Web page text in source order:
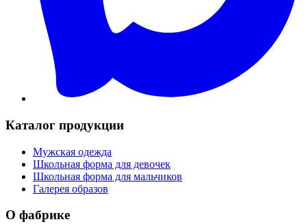
Каталог продукции
Мужская одежда
Школьная форма для девочек
Школьная форма для мальчиков
Галерея образов
О фабрике